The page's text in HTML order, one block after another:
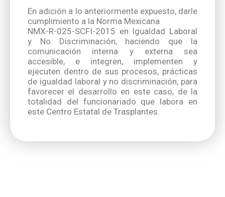
En adición a lo anteriormente expuesto, darle
cumplimiento a la Norma Mexicana
NMX-R-025-SCFI-2015 en Igualdad Laboral
y No Discriminación, haciendo que la
comunicación interna y externa sea
accesible, e integren, implementen y
ejecuten dentro de sus procesos, prácticas
de igualdad laboral y no discriminación, para
favorecer el desarrollo en este caso, de la
totalidad del funcionariado que labora en
este Centro Estatal de Trasplantes.